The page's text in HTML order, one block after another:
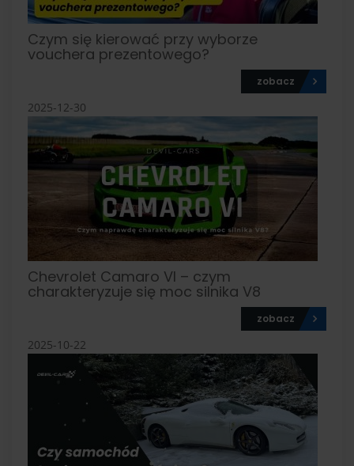
Czym się kierować przy wyborze
vouchera prezentowego?
zobacz
2025-12-30
Chevrolet Camaro VI – czym
charakteryzuje się moc silnika V8
zobacz
2025-10-22